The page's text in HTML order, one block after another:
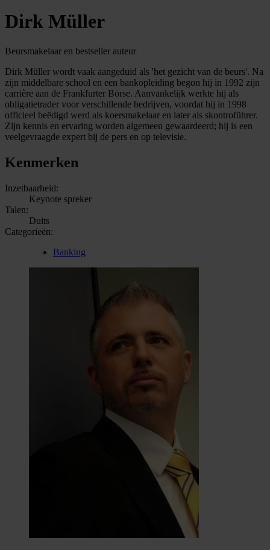
Dirk Müller
Beursmakelaar en bestseller auteur
Dirk Müller wordt vaak aangeduid als 'het gezicht van de beurs'. Na
zijn middelbare school en een bankopleiding begon hij in 1992 zijn
carrière aan de Frankfurter Börse. Aanvankelijk werkte hij als
obligatietrader voor verschillende bedrijven, voordat hij in 1998
officieel beëdigd werd als koersmakelaar en later als skontroführer.
Zijn kennis en ervaring worden algemeen gewaardeerd; hij is een
veelgevraagde expert bij de pers en op televisie.
Kenmerken
Inzetbaarheid:
Keynote spreker
Talen:
Duits
Categorieën:
Banking